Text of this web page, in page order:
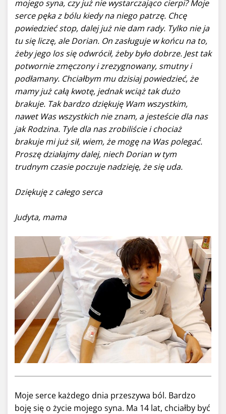
mojego syna, czy już nie wystarczająco cierpi? Moje
serce pęka z bólu kiedy na niego patrzę. Chcę
powiedzieć stop, dalej już nie dam rady. Tylko nie ja
tu się liczę, ale Dorian. On zasługuje w końcu na to,
żeby jego los się odwrócił, żeby było dobrze. Jest tak
potwornie zmęczony i zrezygnowany, smutny i
podłamany. Chciałbym mu dzisiaj powiedzieć, że
mamy już całą kwotę, jednak wciąż tak dużo
brakuje. Tak bardzo dziękuję Wam wszystkim,
nawet Was wszystkich nie znam, a jesteście dla nas
jak Rodzina. Tyle dla nas zrobiliście i chociaż
brakuje mi już sił, wiem, że mogę na Was polegać.
Proszę działajmy dalej, niech Dorian w tym
trudnym czasie poczuje nadzieję, że się uda.
Dziękuję z całego serca
Judyta, mama
Moje serce każdego dnia przeszywa ból. Bardzo
boję się o życie mojego syna. Ma 14 lat, chciałby być